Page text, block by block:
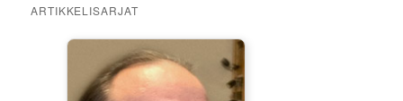
ARTIKKELISARJAT